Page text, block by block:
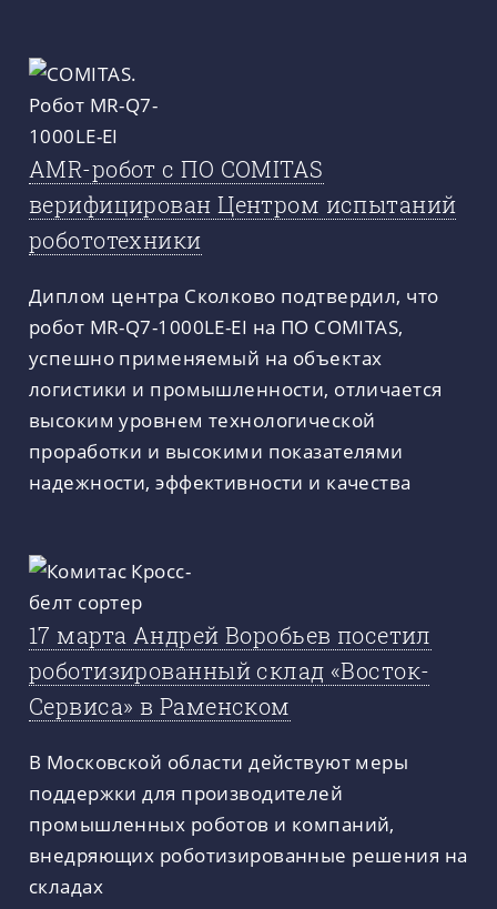
AMR-робот с ПО COMITAS
верифицирован Центром испытаний
робототехники
Диплом центра Сколково подтвердил, что
робот MR-Q7-1000LE-EI на ПО COMITAS,
успешно применяемый на объектах
логистики и промышленности, отличается
высоким уровнем технологической
проработки и высокими показателями
надежности, эффективности и качества
17 марта Андрей Воробьев посетил
роботизированный склад «Восток-
Сервиса» в Раменском
В Московской области действуют меры
поддержки для производителей
промышленных роботов и компаний,
внедряющих роботизированные решения на
складах